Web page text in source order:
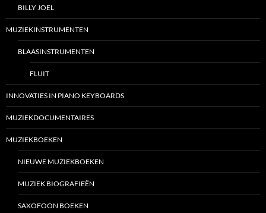
BILLY JOEL
MUZIEKINSTRUMENTEN
BLAASINSTRUMENTEN
FLUIT
INNOVATIES IN PIANO KEYBOARDS
MUZIEKDOCUMENTAIRES
MUZIEKBOEKEN
NIEUWE MUZIEKBOEKEN
MUZIEK BIOGRAFIEËN
SAXOFOON BOEKEN